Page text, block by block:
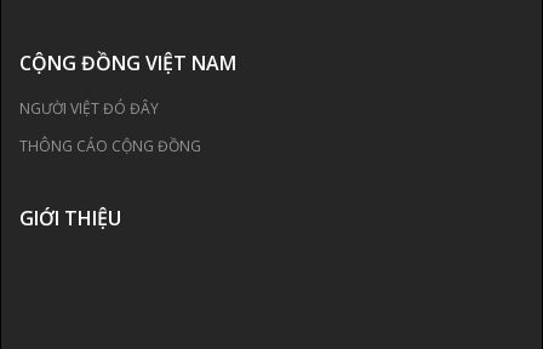
CỘNG ĐỒNG VIỆT NAM
NGƯỜI VIỆT ĐÓ ĐÂY
THÔNG CÁO CỘNG ĐỒNG
GIỚI THIỆU